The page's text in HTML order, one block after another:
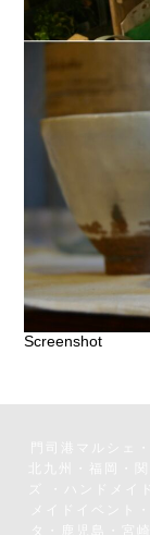
Screenshot
門司港マルシェ
ズ ・ハンドメイ
タ・鹿児島・宮